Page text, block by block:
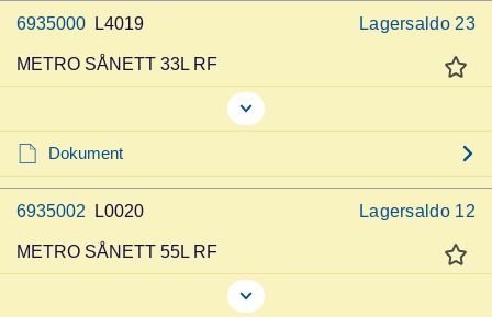
6935000 L4019 Lagersaldo 23
METRO SÅNETT 33L RF
Dokument
6935002 L0020 Lagersaldo 12
METRO SÅNETT 55L RF